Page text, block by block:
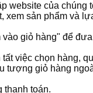
website của chúng
xem sản phẩm và
vào giỏ hàng" để
việc chọn hàng,
tượng giỏ hàng
thanh toán.